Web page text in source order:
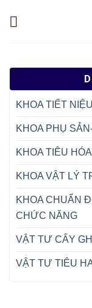
KHOA TIẾT
KHOA PHỤ SẢN-
KHOA TIÊU HÓA
KHOA VẬT LÝ
KHOA CHUẨN
CHỨC NĂNG
VẬT TƯ CẤY
VẬT TƯ TIÊU